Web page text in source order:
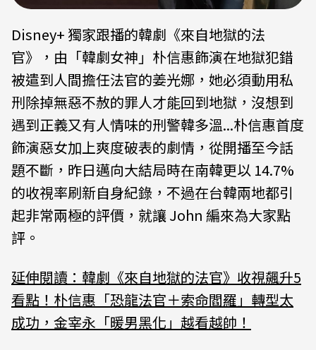
Disney+ 獨家跟播的韓劇《來自地獄的法
官》，由「韓劇女神」朴信惠飾演在地獄犯錯
被遣到人間擔任法官的姜光娜，她必須動用私
刑除掉無惡不赦的罪人才能回到地獄，沒想到
遇到正義又有人情味的刑警韓多溫...朴信惠首度
飾演惡女加上爽度破表的劇情，從開播至今話
題不斷，昨日邁向大結局時在南韓更以 14.7%
的收視率刷新自身紀錄，不過在台韓兩地都引
起非常兩極的評價，就讓 John 編來為大家點
評。
延伸閱讀：韓劇《來自地獄的法官》收視飆升5
看點！朴信惠「恐龍法官＋索命閻羅」轉型太
成功，金宰永「暖男黑化」越看越帥！